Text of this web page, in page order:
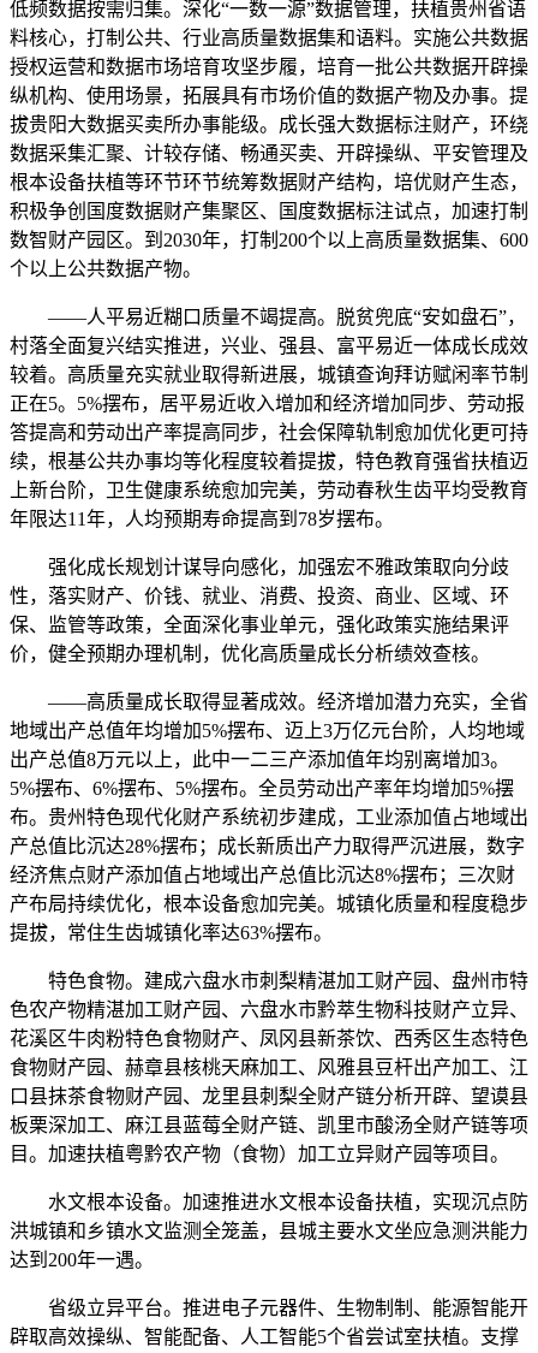
低频数据按需归集。深化“一数一源”数据管理，扶植贵州省语
料核心，打制公共、行业高质量数据集和语料。实施公共数据
授权运营和数据市场培育攻坚步履，培育一批公共数据开辟操
纵机构、使用场景，拓展具有市场价值的数据产物及办事。提
拔贵阳大数据买卖所办事能级。成长强大数据标注财产，环绕
数据采集汇聚、计较存储、畅通买卖、开辟操纵、平安管理及
根本设备扶植等环节环节统筹数据财产结构，培优财产生态，
积极争创国度数据财产集聚区、国度数据标注试点，加速打制
数智财产园区。到2030年，打制200个以上高质量数据集、600
个以上公共数据产物。
——人平易近糊口质量不竭提高。脱贫兜底“安如盘石”，
村落全面复兴结实推进，兴业、强县、富平易近一体成长成效
较着。高质量充实就业取得新进展，城镇查询拜访赋闲率节制
正在5。5%摆布，居平易近收入增加和经济增加同步、劳动报
答提高和劳动出产率提高同步，社会保障轨制愈加优化更可持
续，根基公共办事均等化程度较着提拔，特色教育强省扶植迈
上新台阶，卫生健康系统愈加完美，劳动春秋生齿平均受教育
年限达11年，人均预期寿命提高到78岁摆布。
强化成长规划计谋导向感化，加强宏不雅政策取向分歧
性，落实财产、价钱、就业、消费、投资、商业、区域、环
保、监管等政策，全面深化事业单元，强化政策实施结果评
价，健全预期办理机制，优化高质量成长分析绩效查核。
——高质量成长取得显著成效。经济增加潜力充实，全省
地域出产总值年均增加5%摆布、迈上3万亿元台阶，人均地域
出产总值8万元以上，此中一二三产添加值年均别离增加3。
5%摆布、6%摆布、5%摆布。全员劳动出产率年均增加5%摆
布。贵州特色现代化财产系统初步建成，工业添加值占地域出
产总值比沉达28%摆布；成长新质出产力取得严沉进展，数字
经济焦点财产添加值占地域出产总值比沉达8%摆布；三次财
产布局持续优化，根本设备愈加完美。城镇化质量和程度稳步
提拔，常住生齿城镇化率达63%摆布。
特色食物。建成六盘水市刺梨精湛加工财产园、盘州市特
色农产物精湛加工财产园、六盘水市黔萃生物科技财产立异、
花溪区牛肉粉特色食物财产、凤冈县新茶饮、西秀区生态特色
食物财产园、赫章县核桃天麻加工、风雅县豆杆出产加工、江
口县抹茶食物财产园、龙里县刺梨全财产链分析开辟、望谟县
板栗深加工、麻江县蓝莓全财产链、凯里市酸汤全财产链等项
目。加速扶植粤黔农产物（食物）加工立异财产园等项目。
水文根本设备。加速推进水文根本设备扶植，实现沉点防
洪城镇和乡镇水文监测全笼盖，县城主要水文坐应急测洪能力
达到200年一遇。
省级立异平台。推进电子元器件、生物制制、能源智能开
辟取高效操纵、智能配备、人工智能5个省尝试室扶植。支撑